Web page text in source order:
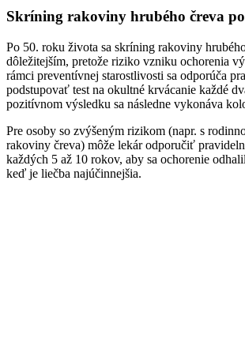
Skríning rakoviny hrubého čreva
Po 50. roku života sa skríning rakoviny
dôležitejším, pretože riziko vzniku ochorenia
rámci preventívnej starostlivosti sa odporúča
podstupovať test na okultné krvácanie každé
pozitívnom výsledku sa následne vykonáva
Pre osoby so zvýšeným rizikom (napr. s
rakoviny čreva) môže lekár odporučiť
každých 5 až 10 rokov, aby sa ochorenie
keď je liečba najúčinnejšia.